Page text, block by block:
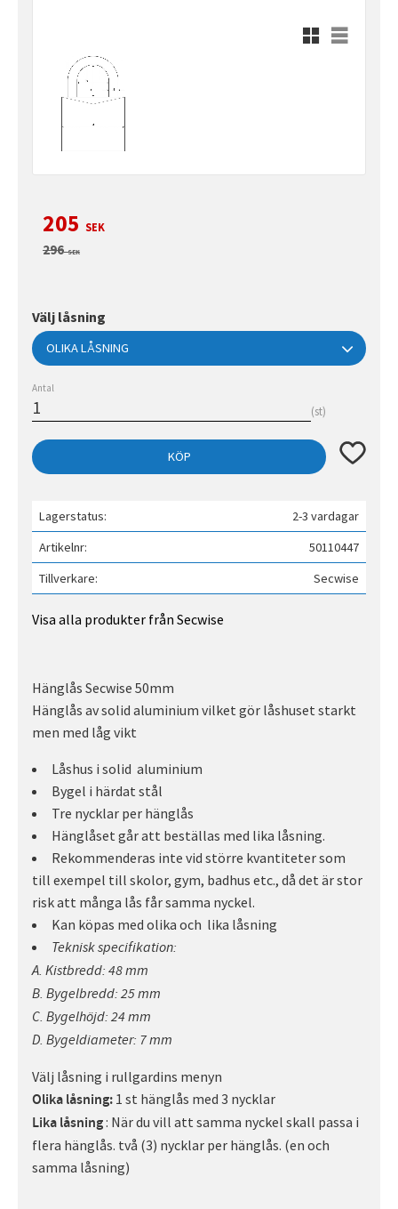
Rutnätsvy
Listvy
Nedsatt pris:
205 SEK
Ordinarie pris:
296SEK
Välj låsning
Antal
st
KÖP Lägg till
Lagerstatus
2-3 vardagar
Artikelnr
50110447
Tillverkare
Secwise
Visa alla produkter från Secwise
Hänglås Secwise 50mm
Hänglås av solid aluminium vilket gör låshuset starkt
men med låg vikt
Låshus i solid aluminium
Bygel i härdat stål
Tre nycklar per hänglås
Hänglåset går att beställas med lika låsning.
Rekommenderas inte vid större kvantiteter som
till exempel till skolor, gym, badhus etc., då det är stor
risk att många lås får samma nyckel.
Kan köpas med olika och lika låsning
Teknisk specifikation:
A. Kistbredd: 48 mm
B. Bygelbredd: 25 mm
C. Bygelhöjd: 24 mm
D. Bygeldiameter: 7 mm
Välj låsning i rullgardins menyn
Olika låsning: 1 st hänglås med 3 nycklar
Lika låsning: När du vill att samma nyckel skall passa i
flera hänglås. två (3) nycklar per hänglås. (en och
samma låsning)